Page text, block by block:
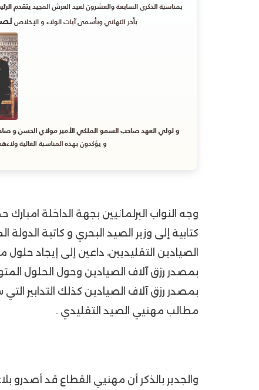
وجه النواب البرلمانيين بجهة الداخلة
كتابية إلى وزير الصيد البحري و كاتبة
الصيادين التقليديين، داعين إلى إيجاد
بمصدر رزق آلاف الصيادين وحول الحلول
بمصدر رزق آلاف الصيادين كذلك التدابير
مطالب مهنيي الصيد التقليدي .
والجدير بالذكر أن مهنيي القطاع قد أصدرو